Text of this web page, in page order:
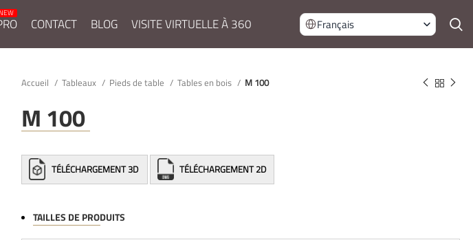
CONTACT BLOG VISITE VIRTUELLE À 360 Français
Accueil Tableaux Pieds de table Tables en bois M 100
M 100
TÉLÉCHARGEMENT 3D TÉLÉCHARGEMENT 2D
TAILLES DE PRODUITS